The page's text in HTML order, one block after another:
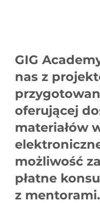
GIG
nas z
oferującej
materiałów
możliwość
płatne
z mentorami.